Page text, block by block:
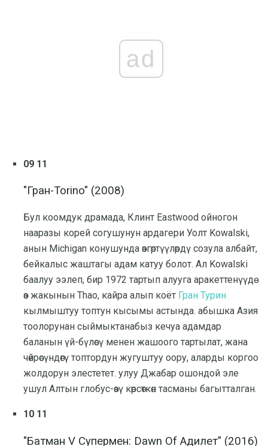
ad
09 11
"Гран-Torino" (2008)
Бул коомдук драмада, Клинт Eastwood ойногон
нааразы корей согушунун ардагери Уолт Kowalski,
анын Michigan конушунда өзгөртүүлөрдү созула албайт,
бейкалыс жаштагы адам катуу болот. Ал Kowalski
баалуу ээлеп, бир 1972 тартып алууга аракеттенүүдө
өз жакынын Thao, кайра алып коёт Гран Турин
кылмыштуу топтун кысымы астында. абышка Азия
тоолорунан сыймыктанабыз кечуа адамдар
баланын үй-бүлөсү менен жашоого тартылат, жана
чөйрөсүндөгү топтордун жугуштуу оору, аларды коргоо
жолдорун элестетет. улуу Джабар ошондой эле
ушул Алтын глобус-өзү көрсөткөн тасманы багытталган.
10 11
"Батман V Супермен: Dawn Of Адилет" (2016)